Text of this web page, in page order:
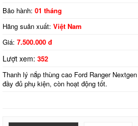
Bảo hành: 01 tháng
Hãng suản xuất: Việt Nam
Giá: 7.500.000 đ
Lượt xem: 352
Thanh lý nắp thùng cao Ford Ranger
đầy đủ phụ kiện, còn hoạt động tốt.